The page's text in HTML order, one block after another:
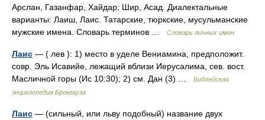
Арслан, Газанфар, Хайдар; Шир, Асад. Диалектальные
варианты: Лаиш, Лаис. Татарские, тюркские, мусульманские
мужские имена. Словарь терминов …
Словарь личных имен
Лаис — ( лев ): 1) место в уделе Вениамина, предположит.
совр. Эль Исавийе, лежащий вблизи Иерусалима, сев. вост.
Масличной горы (Ис 10:30); 2) см. Дан (3) …
Библейская
энциклопедия Брокгауза
Лаис — (сильный, или льву подобный) название двух